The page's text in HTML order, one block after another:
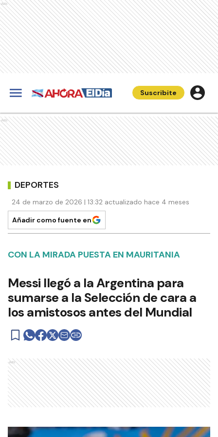
Ads
Suscribite
Ads
DEPORTES
24 de marzo de 2026 | 13:32 actualizado hace 4 meses
Añadir como fuente en
CON LA MIRADA PUESTA EN MAURITANIA
Messi llegó a la Argentina para
sumarse a la Selección de cara a
los amistosos antes del Mundial
Ads